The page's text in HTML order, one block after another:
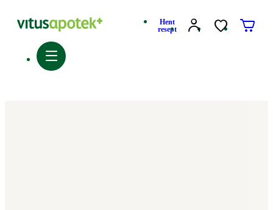
Hent
resept